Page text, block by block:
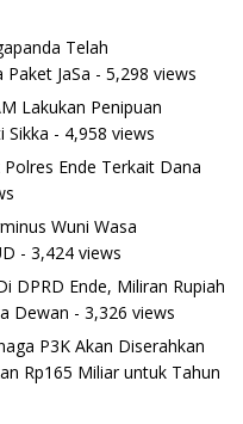
Telah
JaSa - 5,298 views
Lakukan Penipuan
Sikka - 4,958 views
Ende Terkait Dana
Wuni Wasa
- 3,424 views
DPRD Ende, Miliran Rupiah
Dewan - 3,326 views
P3K Akan Diserahkan
Rp165 Miliar untuk Tahun